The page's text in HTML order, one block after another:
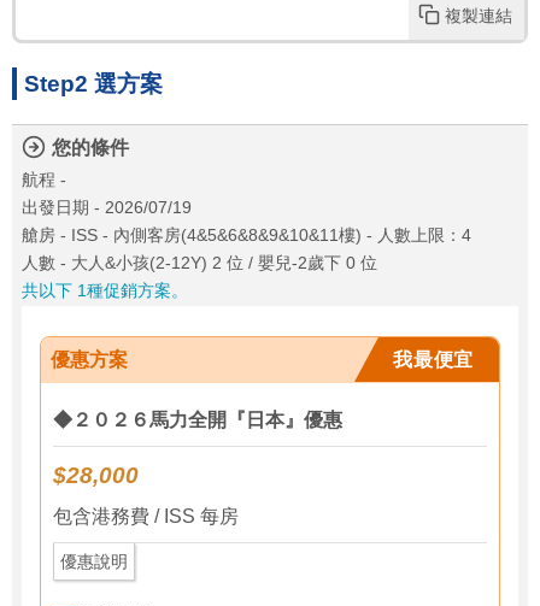
複製連結
Step2 選方案
您的條件
航程 -
出發日期 - 2026/07/19
艙房 - ISS - 內側客房(4&5&6&8&9&10&11樓) - 人數上限：4
人數 - 大人&小孩(2-12Y) 2 位 / 嬰兒-2歲下 0 位
共以下 1種促銷方案。
優惠方案 我最便宜
◆２０２６馬力全開『日本』優惠
$28,000
包含港務費 / ISS 每房
優惠說明